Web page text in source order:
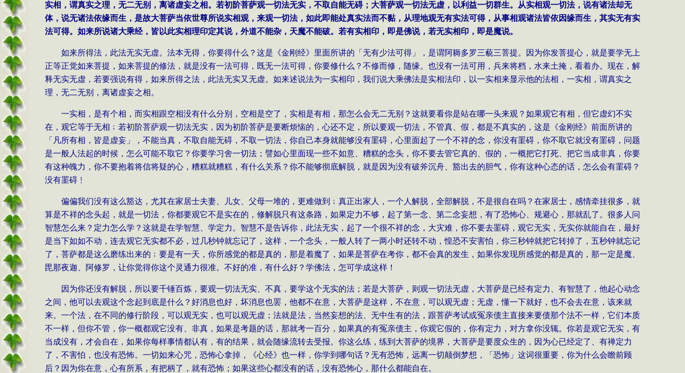
实相，谓真实之理，无二无别，离诸虚妄之相。若初阶菩萨观一切法无实，不取自能无碍；大菩萨观一切法无虚，以利益一切群生。从实相观一切法，说有诸法却无
体，说无诸法依缘而生，是故大菩萨当依世尊所说实相观，来观一切法，如此即能处真实法而不黏，从理地观无有实法可得，从事相观诸法皆依因缘而生，其实无有实
法可得。如来所说诸大乘经，皆以此实相理印定其说，外道不能杂，天魔不能破。若有实相印，即是佛说，若无实相印，即是魔说。
如来所得法，此法无实无虚。法本无得，你要得什么？这是《金刚经》里面所讲的「无有少法可得」，是谓阿耨多罗三藐三菩提。因为你发菩提心，就是要学无上
正等正觉如来菩提，如来菩提的修法，就是没有一法可得，既无一法可得，你要修什么？不修而修，随缘。也没有一法可用，兵来将档，水来土掩，看着办。现在，解
释无实无虚，若要强说有得，如来所得之法，此法无实又无虚。如来述说法为一实相印，我们说大乘佛法是实相法印，以一实相来显示他的法相，一实相，谓真实之
理，无二无别，离诸虚妄之相。
一实相，是有个相，而实相跟空相没有什么分别，空相是空了，实相是有相，那怎么会无二无别？这就要看你是站在哪一头来观？如果观它有相，但它虚幻不实
在，观它等于无相﹔若初阶菩萨观一切法无实，因为初阶菩萨是要断烦恼的，心还不定，所以要观一切法，不管真、假，都是不真实的，这是《金刚经》前面所讲的
「凡所有相，皆是虚妄」，不能当真，不取自能无碍，不取一切法，你自己本身就能够没有罣碍，心里面起了一个不祥的念，你没有罣碍，你不取它就没有罣碍，问题
是一般人法起的时候，怎么可能不取它？你要学习舍一切法；譬如心里面现一些不如意、糟糕的念头，你不要去管它真的、假的，一概把它打死、把它当成非真，你要
有这种魄力，你不要抱着将信将疑的心，糟糕就糟糕，有什么关系？你不能够彻底解脱，就是因为没有破斧沉舟、豁出去的胆气，你有这种心态的话，怎么会有罣碍？
没有罣碍﹗
偏偏我们没有这么豁达，尤其在家居士夫妻、儿女、父母一堆的，更难做到﹔真正出家人，一个人解脱，全部解脱，不是很自在吗？在家居士，感情牵挂很多，就
算是不祥的念头起，就是一切法，你都要观它不是实在的，修解脱只有这条路，如果定力不够，起了第一念、第二念妄想，有了恐怖心、规避心，那就乱了。很多人问
智慧怎么来？定力怎么学？这就是在学智慧、学定力。智慧不是告诉你，此法无实，起了一个很不祥的念，大灾难，你不要去罣碍，观它无实，无实你就能自在，最好
是当下如如不动，连去观它无实都不必，过几秒钟就忘记了，这样，一个念头，一般人转了一两小时还转不动，惶恐不安害怕，你三秒钟就把它转掉了，五秒钟就忘记
了，菩萨都是这么磨练出来的﹔要是有一天，你所感觉的都是真的，那是着魔了，如果是菩萨在考你，都不会真的发生，如果你发现所感觉的都是真的，那一定是魔、
毘那夜迦、阿修罗，让你觉得你这个灵通力很准。不好的准，有什么好？学佛法，怎可学成这样！
因为你还没有解脱，所以要千锤百炼，要观一切法无实、不真，要学这个无实的法；若是大菩萨，则观一切法无虚，大菩萨是已经有定力、有智慧了，他起心动念
之间，他可以去观这个念起到底是什么？好消息也好，坏消息也罢，他都不在意，大菩萨是这样，不在意，可以观无虚；无虚，懂一下就好，也不会去在意，该来就
来。一个法，在不同的修行阶段，可以观无实，也可以观无虚；法就是法，当然妄想的法、无中生有的法，跟菩萨考试或冤亲债主直接来要债那个法不一样，它们本质
不一样，但你不管，你一概都观它没有、非真，如果是考题的话，那就考一百分，如果真的有冤亲债主，你观它假的，你有定力，对方拿你没辄。你若是观它无实，有
当成没有，才会自在，如果你每样事情都认有，有的结果，就会随缘流转去受报。你这么练，练到大菩萨的境界，大菩萨是要度众生的，因为心已经定了、有禅定力
了，不害怕，也没有恐怖。一切如来心咒，恐怖心拿掉，《心经》也一样，你学到哪句话？无有恐怖，远离一切颠倒梦想，
「 恐怖」这词很重要，你为什么会瞻前顾
后？因为你在意，心有所系，有把柄了，就有恐怖；如果这些心都没有的话，没有恐怖心，那什么都能自在。